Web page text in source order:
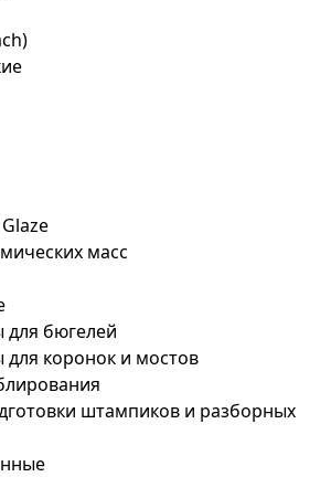
масс
бюгелей
коронок и мостов
штампиков и разборных